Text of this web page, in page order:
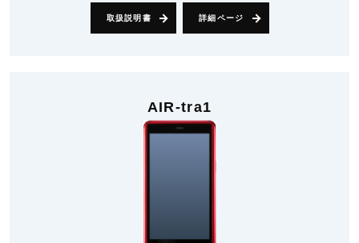
取扱説明書 詳細ページ
AIR-tra1